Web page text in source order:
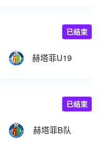
赫塔菲U19
已结束
赫塔菲B队
已结束